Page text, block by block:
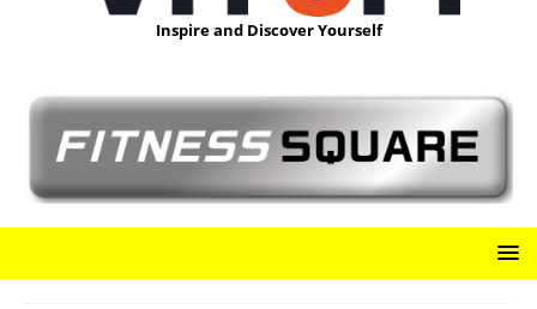
Inspire and Discover Yourself